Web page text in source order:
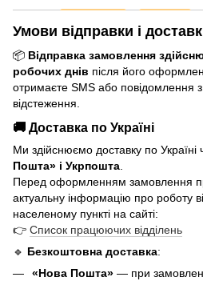
Умови відправки і
📦 Відправка замовлення
робочих днів після його
отримаєте SMS або повідомлення
відстеження.
🚚 Доставка по Україні
Ми здійснюємо доставку по Україні
Пошта» і Укрпошта.
Перед оформленням замовлення
актуальну інформацію про роботу
населеному пункті на сайті:
👉 Список працюючих відділень
🔹 Безкоштовна доставка:
«Нова Пошта» — при